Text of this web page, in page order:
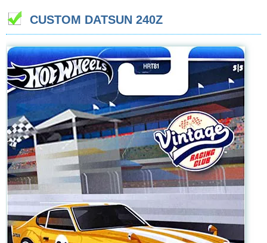
CUSTOM DATSUN 240Z